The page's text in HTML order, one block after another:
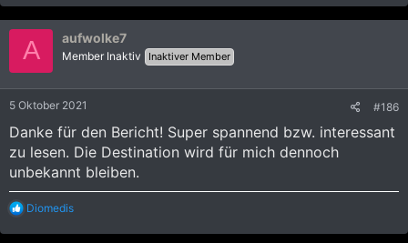
a
k
i
n
A aufwolke7
Member Inaktiv Inaktiver Member
5 Oktober 2021 #186
Danke für den Bericht! Super spannend bzw. interessant
zu lesen. Die Destination wird für mich dennoch
unbekannt bleiben.
R
a
Diomedis